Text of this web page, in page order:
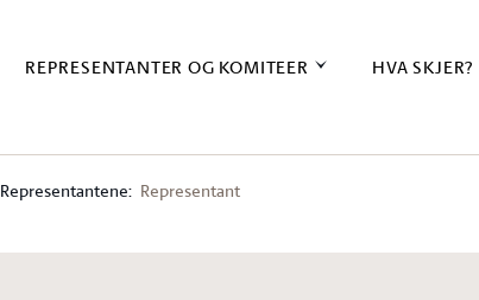
REPRESENTANTER OG KOMITEER HVA SKJER?
Representantene: Representant